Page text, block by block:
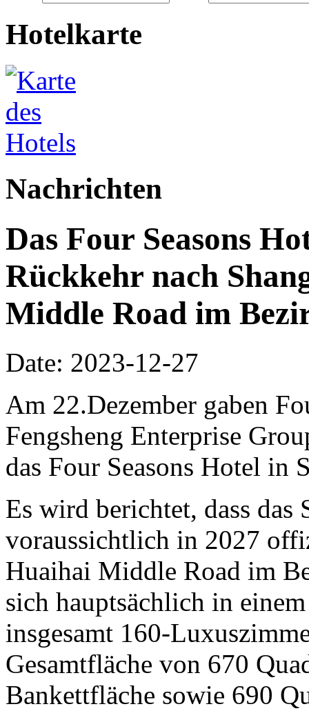
Hotelkarte
Nachrichten
Das Four Seasons
Rückkehr nach
Middle Road im
Date: 2023-12-27
Am 22.Dezember gaben
Fengsheng Enterprise
das Four Seasons Hotel in
Es wird berichtet, dass das
voraussichtlich in 2027
Huaihai Middle Road im
sich hauptsächlich in
insgesamt 160-
Gesamtfläche von 670
Bankettfläche sowie 690